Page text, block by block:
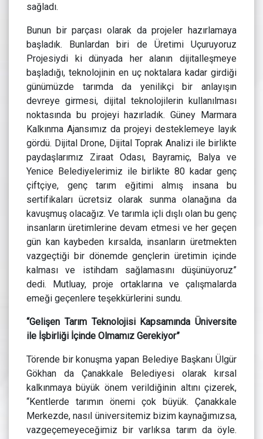
sağladı.
Bunun bir parçası olarak da projeler hazırlamaya
başladık. Bunlardan biri de Üretimi Uçuruyoruz
Projesiydi ki dünyada her alanın dijitalleşmeye
başladığı, teknolojinin en uç noktalara kadar girdiği
günümüzde tarımda da yenilikçi bir anlayışın
devreye girmesi, dijital teknolojilerin kullanılması
noktasında bu projeyi hazırladık. Güney Marmara
Kalkınma Ajansımız da projeyi desteklemeye layık
gördü. Dijital Drone, Dijital Toprak Analizi ile birlikte
paydaşlarımız Ziraat Odası, Bayramiç, Balya ve
Yenice Belediyelerimiz ile birlikte 80 kadar genç
çiftçiye, genç tarım eğitimi almış insana bu
sertifikaları ücretsiz olarak sunma olanağına da
kavuşmuş olacağız. Ve tarımla içli dışlı olan bu genç
insanların üretimlerine devam etmesi ve her geçen
gün kan kaybeden kırsalda, insanların üretmekten
vazgeçtiği bir dönemde gençlerin üretimin içinde
kalması ve istihdam sağlamasını düşünüyoruz”
dedi. Mutluay, proje ortaklarına ve çalışmalarda
emeği geçenlere teşekkürlerini sundu.
“Gelişen Tarım Teknolojisi Kapsamında Üniversite
ile İşbirliği İçinde Olmamız Gerekiyor”
Törende bir konuşma yapan Belediye Başkanı Ülgür
Gökhan da Çanakkale Belediyesi olarak kırsal
kalkınmaya büyük önem verildiğinin altını çizerek,
“Kentlerde tarımın önemi çok büyük. Çanakkale
Merkezde, nasıl üniversitemiz bizim kaynağımızsa,
vazgeçemeyeceğimiz bir varlıksa tarım da öyle.